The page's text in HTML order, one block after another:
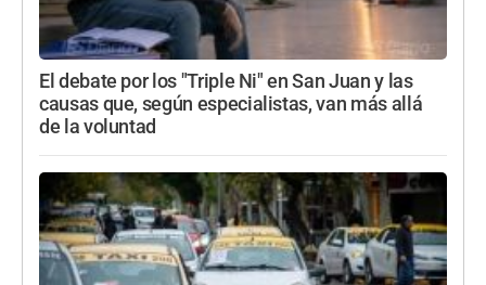
El debate por los "Triple Ni" en San Juan y las
causas que, según especialistas, van más allá
de la voluntad